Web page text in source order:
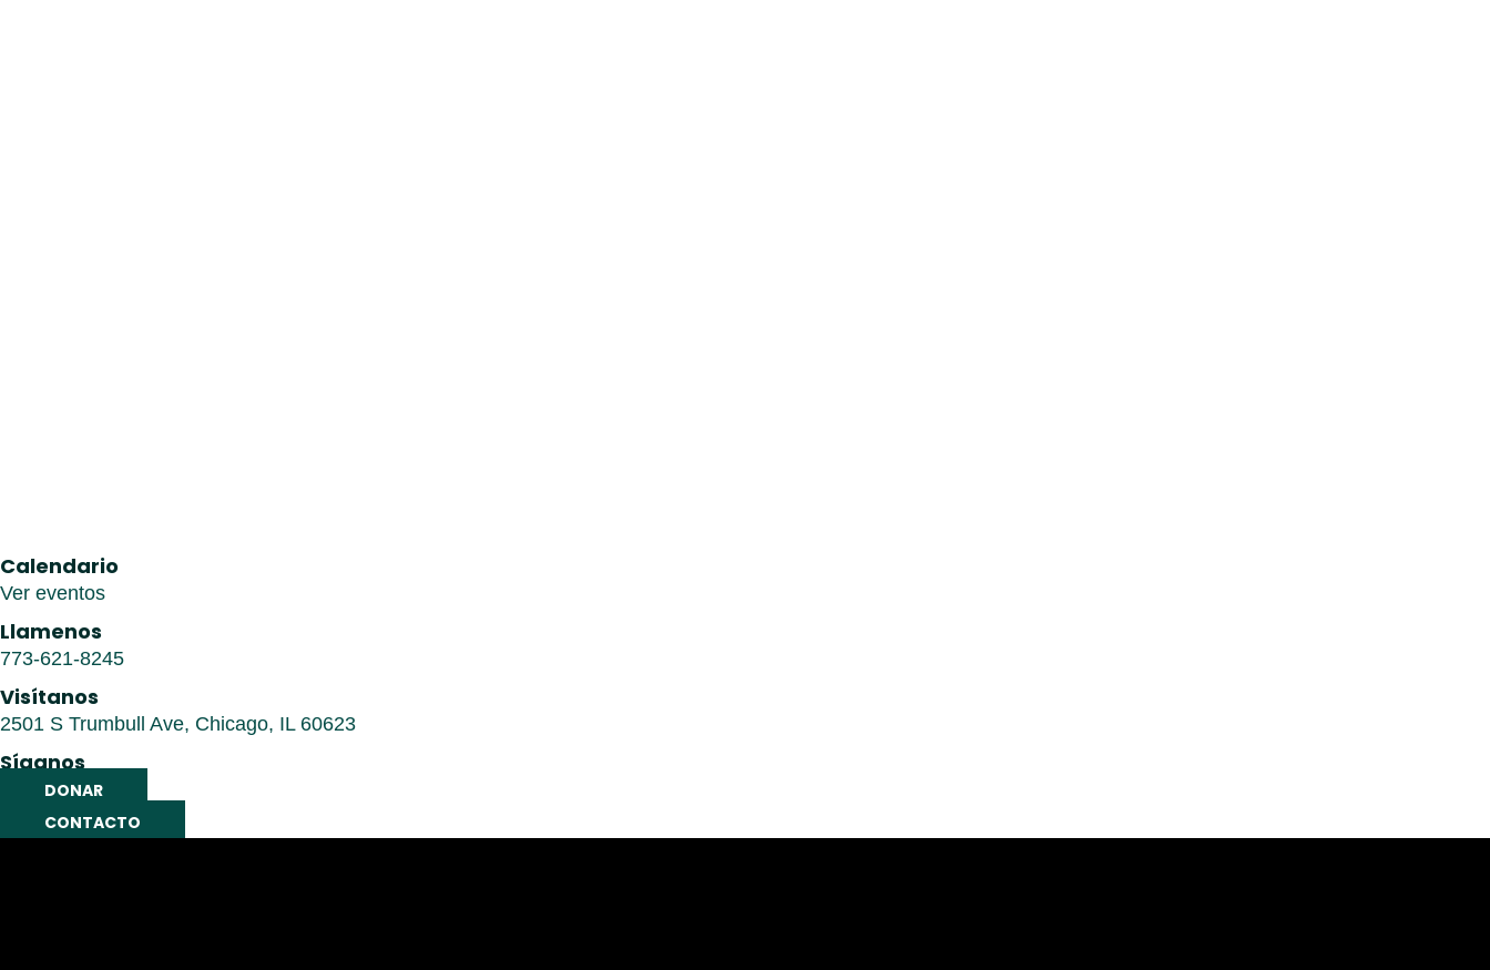
Calendario
Ver eventos
Llamenos
773-621-8245
Visítanos
2501 S Trumbull Ave, Chicago, IL 60623
Síganos
DONAR
CONTACTO